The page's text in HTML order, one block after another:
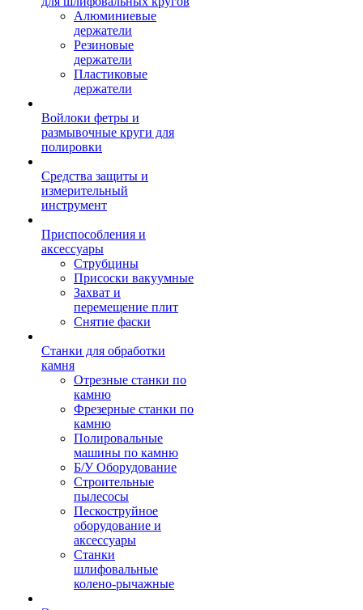
Алюминиевые
держатели
Резиновые
держатели
Пластиковые
держатели
Войлоки фетры и
размывочные круги для
полировки
Средства защиты и
измерительный
инструмент
Приспособления и
аксессуары
Струбцины
Присоски вакуумные
Захват и
перемещение плит
Снятие фаски
Станки для обработки
камня
Отрезные станки по
камню
Фрезерные станки по
камню
Полировальные
машины по камню
Б/У Оборудование
Строительные
пылесосы
Пескоструйное
оборудование и
аксессуары
Станки
шлифовальные
колено-рычажные